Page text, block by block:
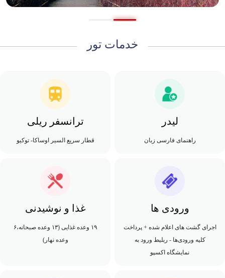
خدمات تور
لیدر
راهنمای فارسی زبان
ترانسفر ریلی
قطار سریع السیر اوساکا- توکیو
ورودی ها
اجرای گشت های اعلام شده + پرداخت
کلیه ورودی‌ها - ربلیط ورود به
نمایشگاه اکسپو
غذا و نوشیدنی
۱۹ وعده غذایی (۱۳ وعده صبحانه،۶
وعده نهار)